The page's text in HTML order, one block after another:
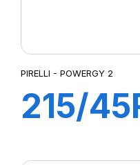
PIRELLI - POWERGY 2
215/